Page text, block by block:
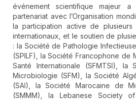
événement scientifique majeur
partenariat avec l’Organisation
la participation active de
internationaux, et le soutien de
: la Société de Pathologie
(SPILF), la Société Francophone de
Santé Internationale (SFMTSI), la
Microbiologie (SFM), la Société
(SAI), la Société Marocaine de
(SMMM), la Lebanese Society